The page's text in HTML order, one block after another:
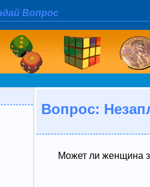
Вопрос
Вопрос:
Может ли женщина